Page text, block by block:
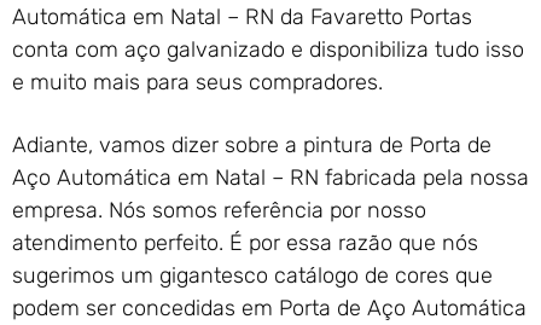
Automática em Natal – RN da Favaretto Portas
conta com aço galvanizado e disponibiliza tudo isso
e muito mais para seus compradores.
Adiante, vamos dizer sobre a pintura de Porta de
Aço Automática em Natal – RN fabricada pela nossa
empresa. Nós somos referência por nosso
atendimento perfeito. É por essa razão que nós
sugerimos um gigantesco catálogo de cores que
podem ser concedidas em Porta de Aço Automática